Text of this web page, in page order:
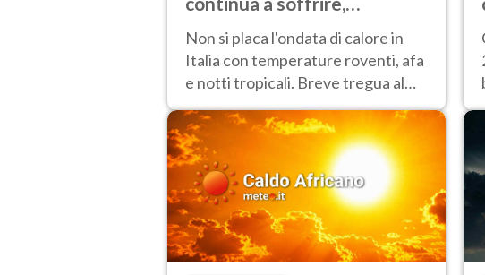
temperature oltre 40°C e
afa per altri 10 giorni
Non si placa l'ondata di calore in
Italia con temperature roventi, afa
e notti tropicali. Breve tregua al
Nord.